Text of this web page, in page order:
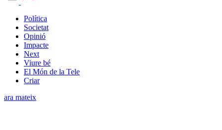
Política
Societat
Opinió
Impacte
Next
Viure bé
El Món de la Tele
Criar
ara mateix